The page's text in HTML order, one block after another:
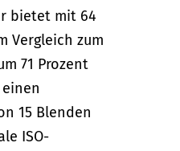
bietet mit 64
Vergleich zum
71 Prozent
15 Blenden
ISO-